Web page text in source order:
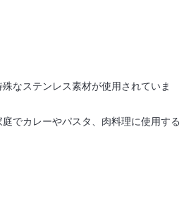
なステンレス素材が使用されていま
でカレーやパスタ、肉料理に使用する